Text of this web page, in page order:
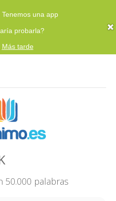
una app
probarla?
Más tarde
50.000 palabras